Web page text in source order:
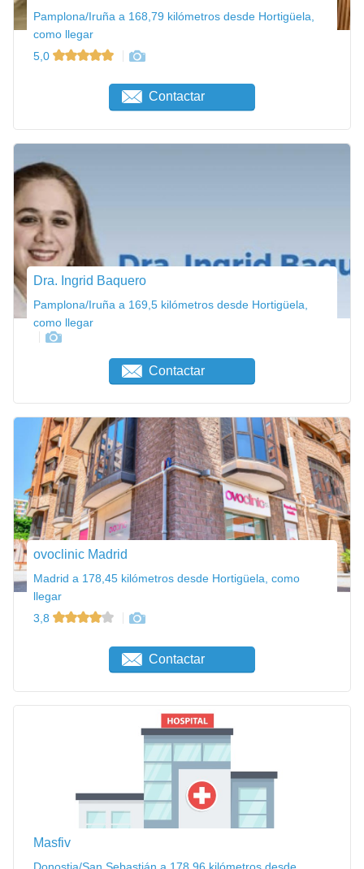
Pamplona/Iruña a 168,79 kilómetros desde Hortigüela,
como llegar
5,0
Contactar
Dra. Ingrid Baquero
Pamplona/Iruña a 169,5 kilómetros desde Hortigüela,
como llegar
Contactar
ovoclinic Madrid
Madrid a 178,45 kilómetros desde Hortigüela, como
llegar
3,8
Contactar
Masfiv